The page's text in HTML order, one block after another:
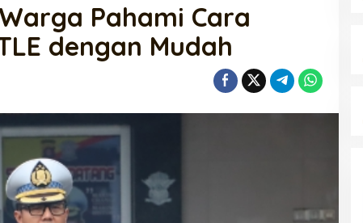
Pahami Cara
dengan Mudah